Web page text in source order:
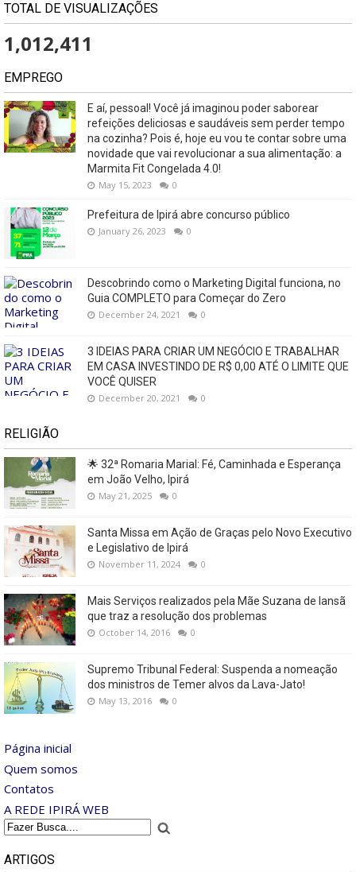
TOTAL DE VISUALIZAÇÕES
1,012,411
EMPREGO
E aí, pessoal! Você já imaginou poder saborear
refeições deliciosas e saudáveis ​​sem perder tempo
na cozinha? Pois é, hoje eu vou te contar sobre uma
novidade que vai revolucionar a sua alimentação: a
Marmita Fit Congelada 4.0!
May 15, 2023 0
Prefeitura de Ipirá abre concurso público
January 26, 2023 0
Descobrindo como o Marketing Digital funciona, no
Guia COMPLETO para Começar do Zero
December 24, 2021 0
3 IDEIAS PARA CRIAR UM NEGÓCIO E TRABALHAR
EM CASA INVESTINDO DE R$ 0,00 ATÉ O LIMITE QUE
VOCÊ QUISER
December 20, 2021 0
RELIGIÃO
🌟 32ª Romaria Marial: Fé, Caminhada e Esperança
em João Velho, Ipirá
May 21, 2025 0
Santa Missa em Ação de Graças pelo Novo Executivo
e Legislativo de Ipirá
November 11, 2024 0
Mais Serviços realizados pela Mãe Suzana de Iansã
que traz a resolução dos problemas
October 14, 2016 0
Supremo Tribunal Federal: Suspenda a nomeação
dos ministros de Temer alvos da Lava-Jato!
May 13, 2016 0
Página inicial
Quem somos
Contatos
A REDE IPIRÁ WEB
ARTIGOS